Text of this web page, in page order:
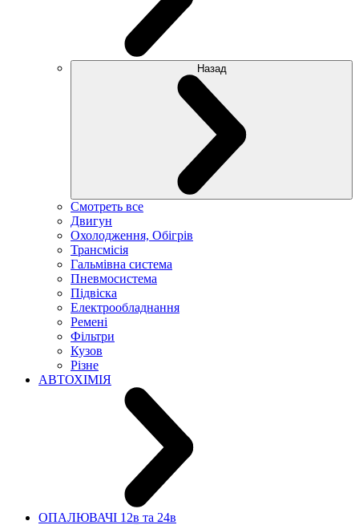
Назад
Смотреть все
Двигун
Охолодження, Обігрів
Трансмісія
Гальмівна система
Пневмосистема
Підвіска
Електрообладнання
Ремені
Фільтри
Кузов
Різне
АВТОХІМІЯ
ОПАЛЮВАЧІ 12в та 24в